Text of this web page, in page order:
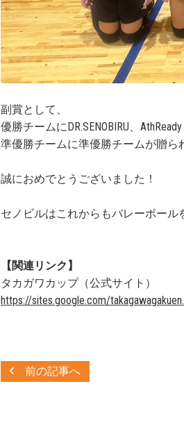
副賞として、
優勝チームにDR.SENOBIRU、AthReady
準優勝チームに準優勝チームが贈ら
誠におめでとうございました！
セノビルはこれからもバレーボール
【関連リンク】
タカガワカップ（公式サイト）
https://sites.google.com/
前の記事へ